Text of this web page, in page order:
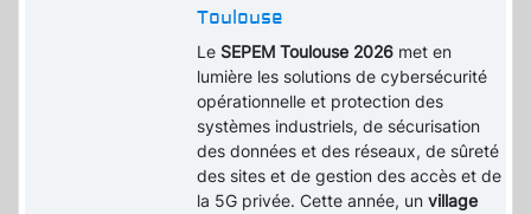
Toulouse
Le SEPEM Toulouse 2026 met en
lumière les solutions de cybersécurité
opérationnelle et protection des
systèmes industriels, de sécurisation
des données et des réseaux, de sûreté
des sites et de gestion des accès et de
la 5G privée. Cette année, unvillage